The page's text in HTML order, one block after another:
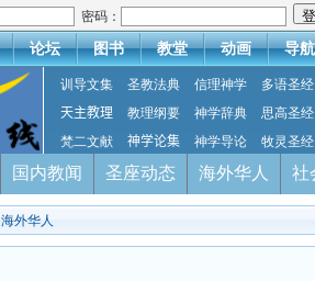
密码：
论坛 图书 教堂 动画 导航
训导文集 圣教法典 信理神学
多语圣经
天主教理
教理纲要 神学辞典
思高圣经
梵二文献
神学论集 神学导论 牧灵圣经
国内教闻 圣座动态 海外华人 社
海外华人